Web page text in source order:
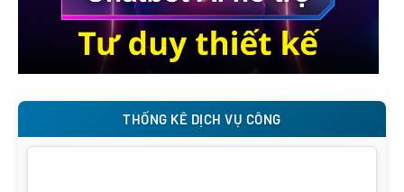
THỐNG KÊ DỊCH VỤ CÔNG